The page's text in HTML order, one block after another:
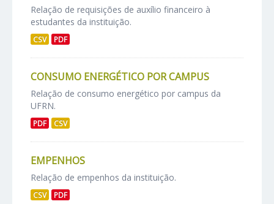
Relação de requisições de auxílio financeiro à
estudantes da instituição.
CSV PDF
CONSUMO ENERGÉTICO POR CAMPUS
Relação de consumo energético por campus da
UFRN.
PDF CSV
EMPENHOS
Relação de empenhos da instituição.
CSV PDF